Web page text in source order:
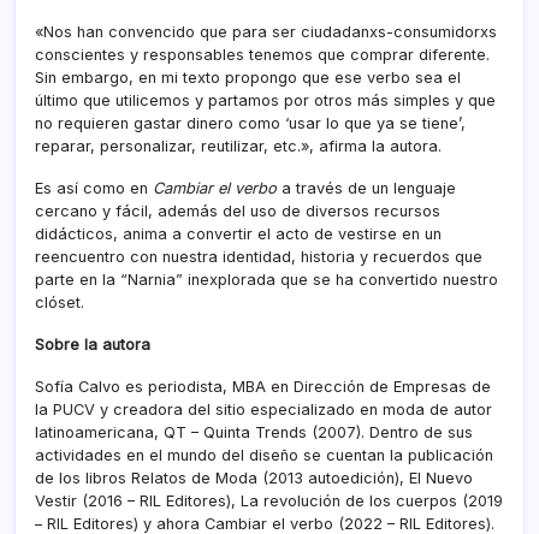
«Nos han convencido que para ser ciudadanxs-consumidorxs
conscientes y responsables tenemos que comprar diferente.
Sin embargo, en mi texto propongo que ese verbo sea el
último que utilicemos y partamos por otros más simples y que
no requieren gastar dinero como ‘usar lo que ya se tiene’,
reparar, personalizar, reutilizar, etc.», afirma la autora.
Es así como en Cambiar el verbo a través de un lenguaje
cercano y fácil, además del uso de diversos recursos
didácticos, anima a convertir el acto de vestirse en un
reencuentro con nuestra identidad, historia y recuerdos que
parte en la “Narnia” inexplorada que se ha convertido nuestro
clóset.
Sobre la autora
Sofía Calvo es periodista, MBA en Dirección de Empresas de
la PUCV y creadora del sitio especializado en moda de autor
latinoamericana, QT – Quinta Trends (2007). Dentro de sus
actividades en el mundo del diseño se cuentan la publicación
de los libros Relatos de Moda (2013 autoedición), El Nuevo
Vestir (2016 – RIL Editores), La revolución de los cuerpos (2019
– RIL Editores) y ahora Cambiar el verbo (2022 – RIL Editores).